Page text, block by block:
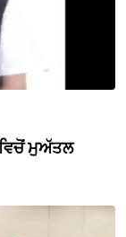
ਵਿਚੋਂ ਮੁਅੱਤਲ